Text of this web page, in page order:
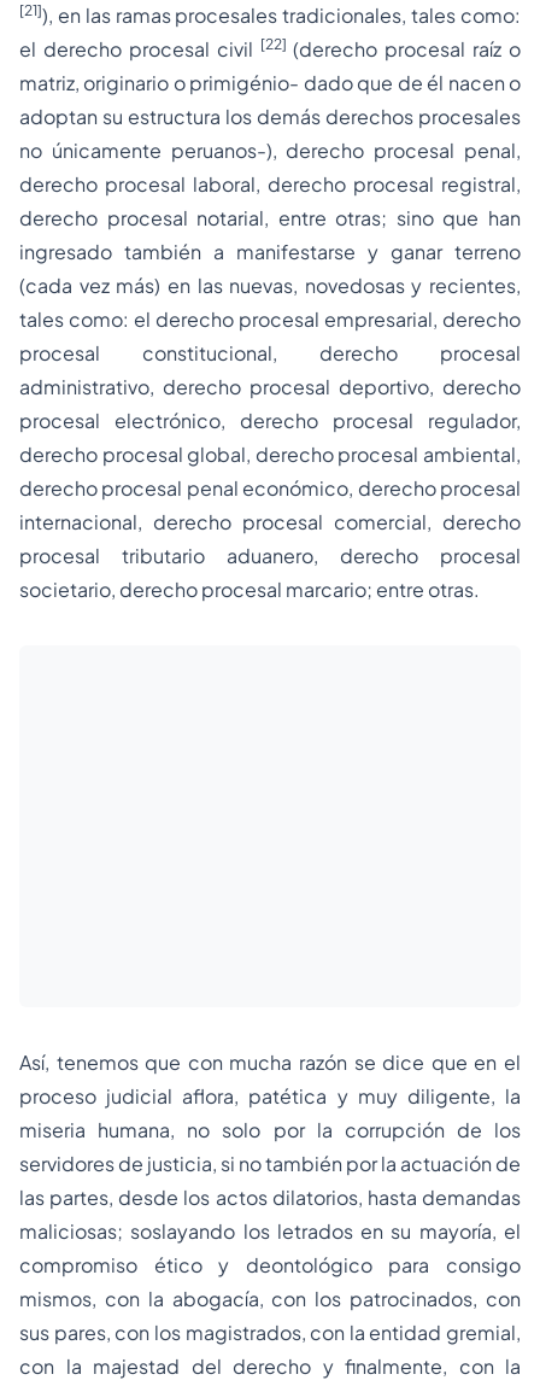
[21]), en las ramas procesales tradicionales, tales como:
el derecho procesal civil [22] (derecho procesal raíz o
matriz, originario o primigénio- dado que de él nacen o
adoptan su estructura los demás derechos procesales
no únicamente peruanos-), derecho procesal penal,
derecho procesal laboral, derecho procesal registral,
derecho procesal notarial, entre otras; sino que han
ingresado también a manifestarse y ganar terreno
(cada vez más) en las nuevas, novedosas y recientes,
tales como: el derecho procesal empresarial, derecho
procesal constitucional, derecho procesal
administrativo, derecho procesal deportivo, derecho
procesal electrónico, derecho procesal regulador,
derecho procesal global, derecho procesal ambiental,
derecho procesal penal económico, derecho procesal
internacional, derecho procesal comercial, derecho
procesal tributario aduanero, derecho procesal
societario, derecho procesal marcario; entre otras.
Así, tenemos que con mucha razón se dice que en el
proceso judicial aflora, patética y muy diligente, la
miseria humana, no solo por la corrupción de los
servidores de justicia, si no también por la actuación de
las partes, desde los actos dilatorios, hasta demandas
maliciosas; soslayando los letrados en su mayoría, el
compromiso ético y deontológico para consigo
mismos, con la abogacía, con los patrocinados, con
sus pares, con los magistrados, con la entidad gremial,
con la majestad del derecho y finalmente, con la